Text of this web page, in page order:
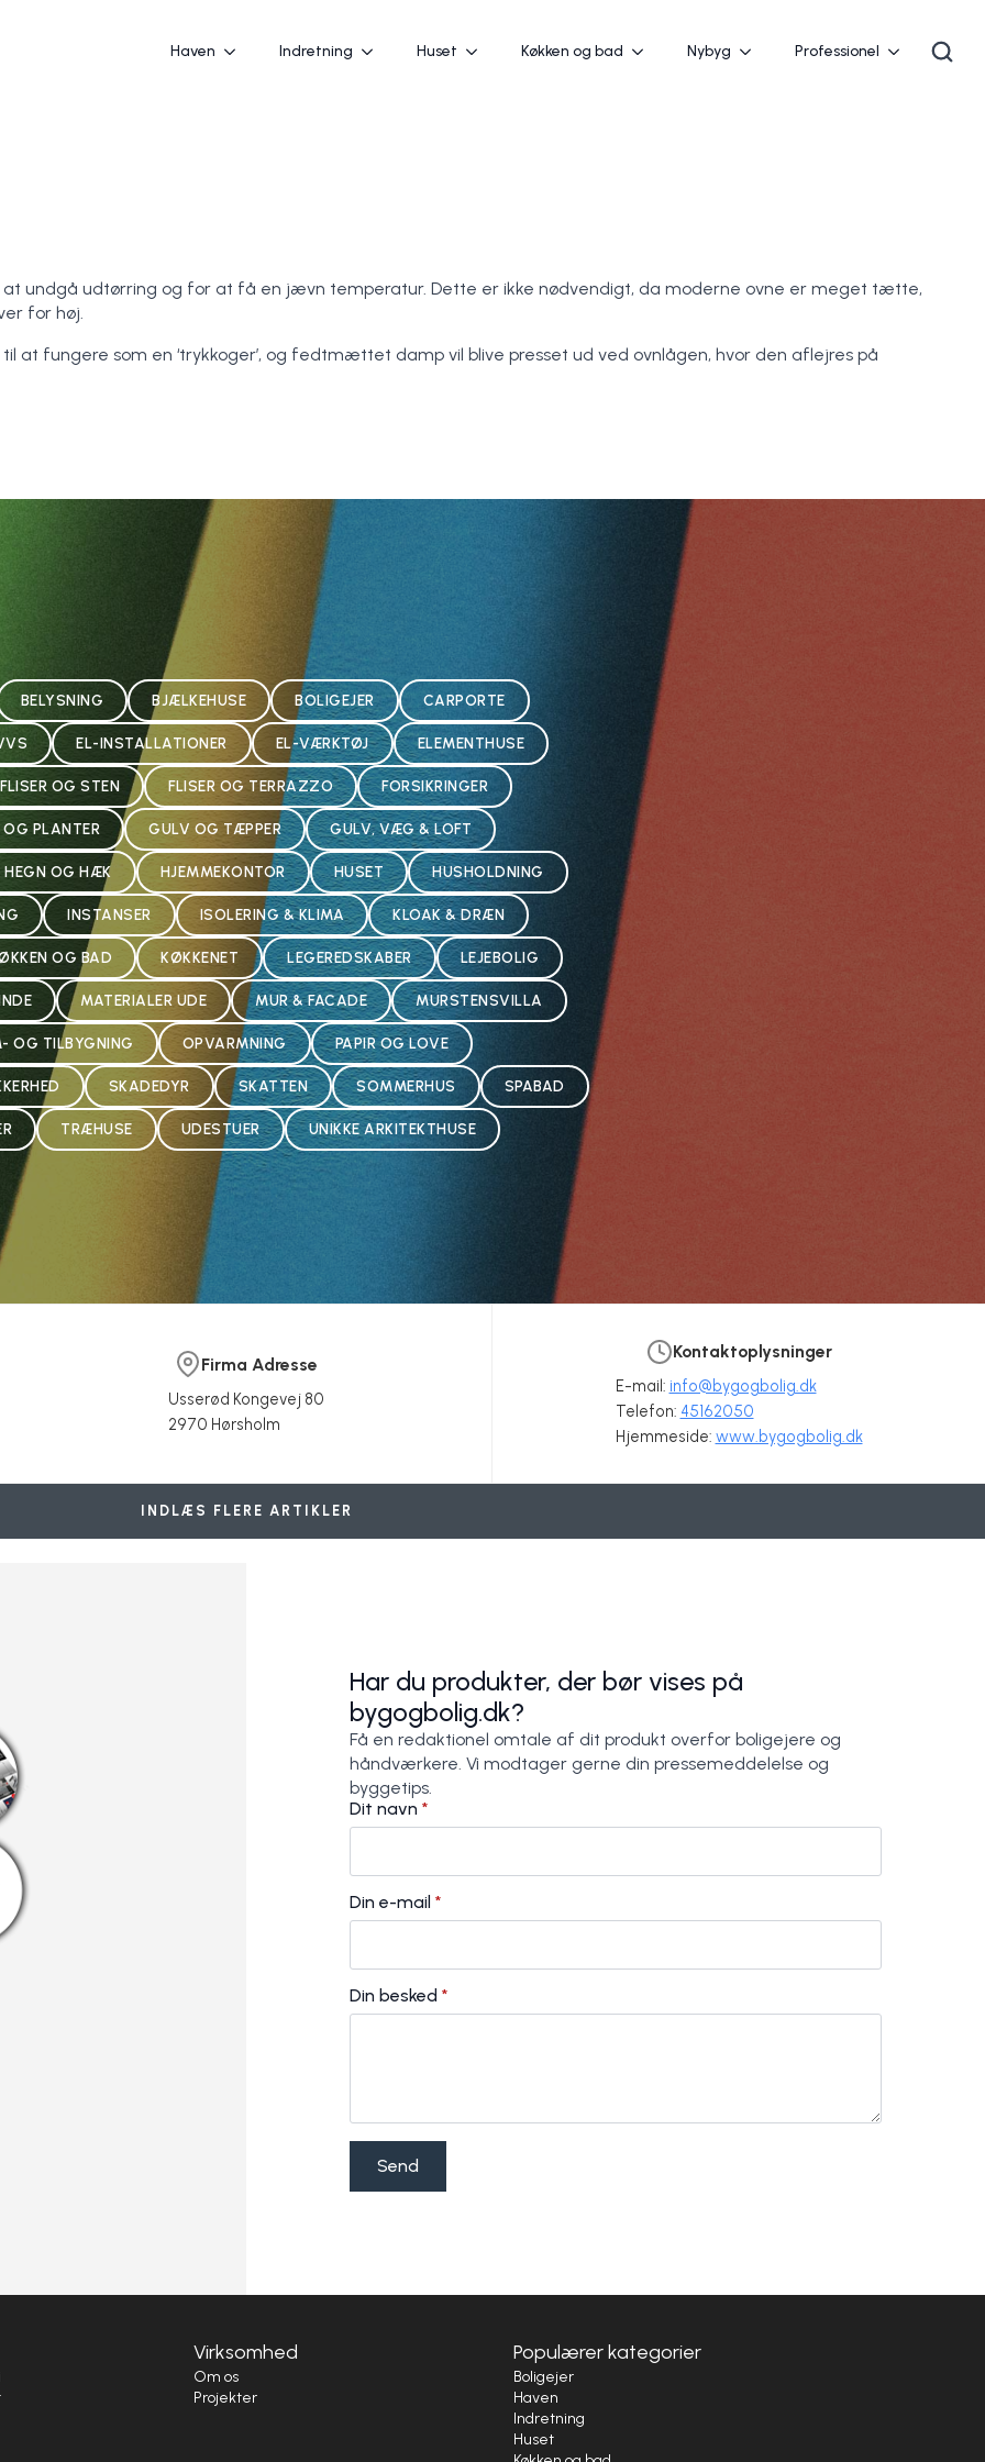
Haven Indretning Huset Køkken og bad Nybyg Professionel
at undgå udtørring og for at få en jævn temperatur. Dette er ikke nødvendigt, da moderne ovne er meget tætte,
for høj.
at fungere som en ‘trykkoger’, og fedtmættet damp vil blive presset ud ved ovnlågen, hvor den aflejres på
BELYSNING BJÆLKEHUSE BOLIGEJER CARPORTE
EL-INSTALLATIONER EL-VÆRKTØJ ELEMENTHUSE
FLISER OG STEN FLISER OG TERRAZZO FORSIKRINGER
PLANTER GULV OG TÆPPER GULV, VÆG & LOFT
HEGN OG HÆK HJEMMEKONTOR HUSET HUSHOLDNING
INSTANSER ISOLERING & KLIMA KLOAK & DRÆN
OG BAD KØKKENET LEGEREDSKABER LEJEBOLIG
MATERIALER UDE MUR & FACADE MURSTENSVILLA
OG TILBYGNING OPVARMNING PAPIR OG LOVE
SKADEDYR SKATTEN SOMMERHUS SPABAD
TRÆHUSE UDESTUER UNIKKE ARKITEKTHUSE
Firma Adresse
Usserød Kongevej 80
2970 Hørsholm
Kontaktoplysninger
E-mail: info@bygogbolig.dk
Telefon: 45162050
Hjemmeside: www.bygogbolig.dk
– nemt og hurtigt med
Hvilken trampolin skal du vælge til haven?
Hvordan ser fremtiden ud for byggeriet?
INDLÆS FLERE ARTIKLER
Har du produkter, der bør vises på
bygogbolig.dk?
Få en redaktionel omtale af dit produkt overfor boligejere og
håndværkere. Vi modtager gerne din pressemeddelelse og
byggetips.
Dit navn *
Din e-mail *
Din besked *
Send
Virksomhed
Om os
Projekter
Populærer kategorier
Boligejer
Haven
Indretning
Huset